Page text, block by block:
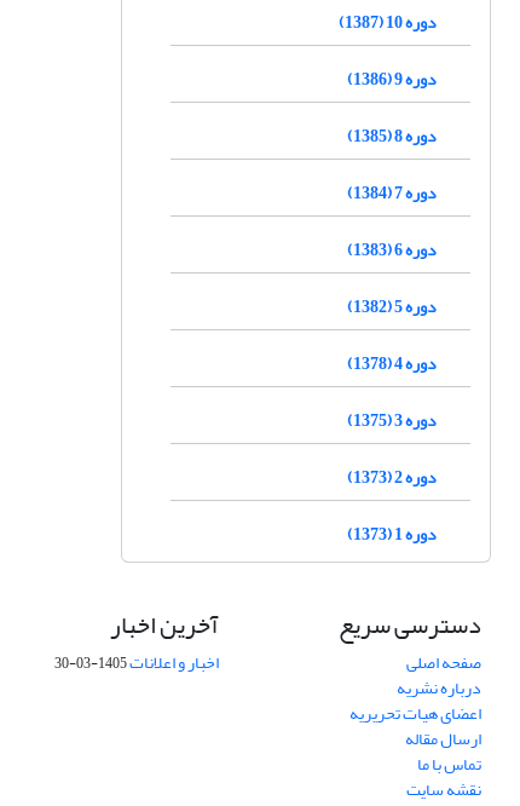
دوره 10 (1387)
دوره 9 (1386)
دوره 8 (1385)
دوره 7 (1384)
دوره 6 (1383)
دوره 5 (1382)
دوره 4 (1378)
دوره 3 (1375)
دوره 2 (1373)
دوره 1 (1373)
دسترسی سریع
صفحه اصلی
درباره نشریه
اعضای هیات تحریریه
ارسال مقاله
تماس با ما
نقشه سایت
آخرین اخبار
اخبار و اعلانات1405-03-30